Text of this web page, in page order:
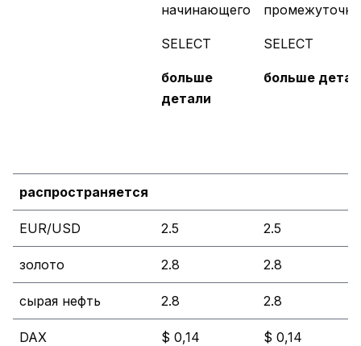
начинающего
SELECT
больше
детали
SELECT
больше
распространяется
EUR/USD 2.5 2.5
золото 2.8 2.8
сырая нефть 2.8 2.8
DAX $ 0,14 $ 0,14